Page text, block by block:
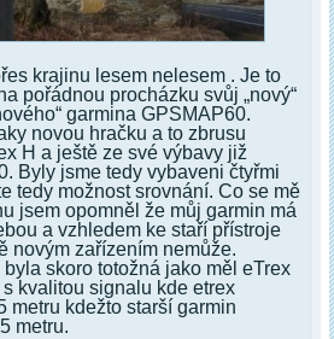
krajinu lesem nelesem . Je to
pořádnou procházku svůj „nový“
garmina GPSMAP60.
novou hračku a to zbrusu
H a ještě ze své výbavy již
Byly jsme tedy vybaveni čtyřmi
tedy možnost srovnání. Co se mě
jsem opomněl že můj garmin má
a vzhledem ke staří přístroje
novým zařízením nemůže.
skoro totožná jako měl eTrex
kvalitou signalu kde etrex
metru kdežto starší garmin
metru.